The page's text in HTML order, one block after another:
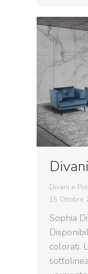
Divani e
15 Ottobre
Sophia
colorati.